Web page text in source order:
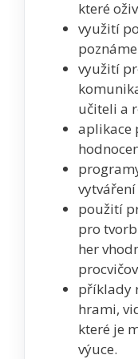
které
využití
využití
učiteli a
aplikace
vytváření
použití
pro
her
příklady
hrami,
které je
výuce.